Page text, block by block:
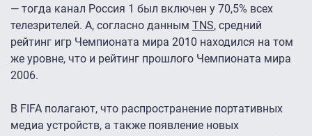
— тогда канал Россия 1 был включен у 70,5% всех
телезрителей. А, согласно данным TNS, средний
рейтинг игр Чемпионата мира 2010 находился на том
же уровне, что и рейтинг прошлого Чемпионата мира
2006.
В FIFA полагают, что распространение портативных
медиа устройств, а также появление новых